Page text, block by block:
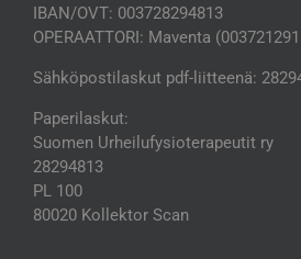
IBAN/OVT: 003728294813
OPERAATTORI: Maventa
Sähköpostilaskut pdf-liitteenä:
Paperilaskut:
Suomen Urheilufysioterapeutit ry
28294813
PL 100
80020 Kollektor Scan